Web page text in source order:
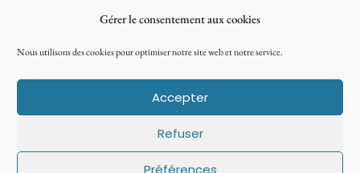
Gérer le consentement aux cookies
Nous utilisons des cookies pour optimiser notre site web et notre service.
Accepter
Refuser
Préférences
RÉSERVATION